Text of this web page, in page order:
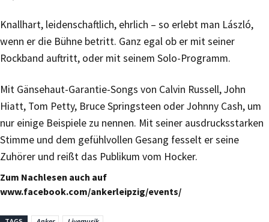
Knallhart, leidenschaftlich, ehrlich – so erlebt man László,
wenn er die Bühne betritt. Ganz egal ob er mit seiner
Rockband auftritt, oder mit seinem Solo-Programm.
Mit Gänsehaut-Garantie-Songs von Calvin Russell, John
Hiatt, Tom Petty, Bruce Springsteen oder Johnny Cash, um
nur einige Beispiele zu nennen. Mit seiner ausdrucksstarken
Stimme und dem gefühlvollen Gesang fesselt er seine
Zuhörer und reißt das Publikum vom Hocker.
Zum Nachlesen auch auf
www.facebook.com/ankerleipzig/events/